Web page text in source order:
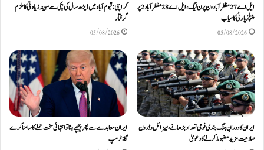
ایل اے 27 مظفرآباد ون پر ن لیگ، ایل اے 28 مظفر آباد 2 پر
پیپلز پارٹی کامیاب
05/08/2026
کراچی: قیوم آباد میں ڈیڑھ سال کی بچی سے مبینہ زیادتی کا ملزم
گرفتار
05/08/2026
ایران کا دورانِ جنگ بندی فوجی تعداد بڑھانے، میزائل و ڈرون
صلاحیت مزید مضبوط کرنے کا دعویٰ
ایران معاہدے سے پھر پیچھے ہٹا تو انتہائی سخت حملے کا سامنا کرے
گا: ٹرمپ